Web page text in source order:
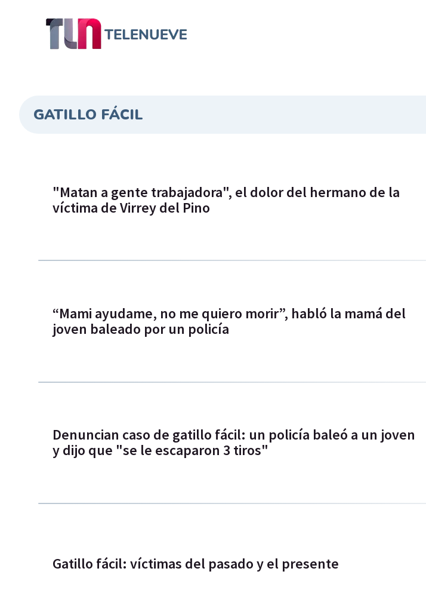
GATILLO FÁCIL
"Matan a gente trabajadora", el dolor del hermano de la
víctima de Virrey del Pino
“Mami ayudame, no me quiero morir”, habló la mamá del
joven baleado por un policía
Denuncian caso de gatillo fácil: un policía baleó a un joven
y dijo que "se le escaparon 3 tiros"
Gatillo fácil: víctimas del pasado y el presente